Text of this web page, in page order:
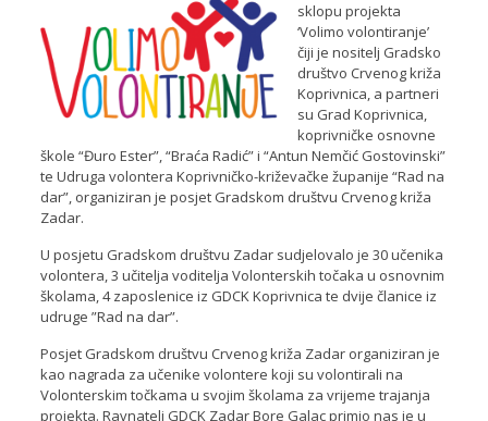
sklopu projekta
‘Volimo volontiranje’
čiji je nositelj Gradsko
društvo Crvenog križa
Koprivnica, a partneri
su Grad Koprivnica,
koprivničke osnovne
škole “Đuro Ester”, “Braća Radić” i “Antun Nemčić Gostovinski”
te Udruga volontera Koprivničko-križevačke županije “Rad na
dar”, organiziran je posjet Gradskom društvu Crvenog križa
Zadar.
U posjetu Gradskom društvu Zadar sudjelovalo je 30 učenika
volontera, 3 učitelja voditelja Volonterskih točaka u osnovnim
školama, 4 zaposlenice iz GDCK Koprivnica te dvije članice iz
udruge ”Rad na dar”.
Posjet Gradskom društvu Crvenog križa Zadar organiziran je
kao nagrada za učenike volontere koji su volontirali na
Volonterskim točkama u svojim školama za vrijeme trajanja
projekta. Ravnatelj GDCK Zadar Bore Galac primio nas je u